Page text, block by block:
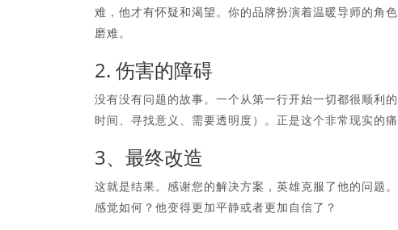
难，他才有怀疑和渴望。你的品牌扮演着温暖导师的
磨难。
2. 伤害的障碍
没有没有问题的故事。一个从第一行开始一切都很顺利
时间、寻找意义、需要透明度）。正是这个非常现实的
3、最终改造
这就是结果。感谢您的解决方案，英雄克服了他的问题
感觉如何？他变得更加平静或者更加自信了？